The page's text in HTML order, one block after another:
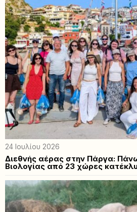
24 Ιουλίου 2026
Διεθνής αέρας στην Πάργα:
Βιολογίας από 23 χώρες